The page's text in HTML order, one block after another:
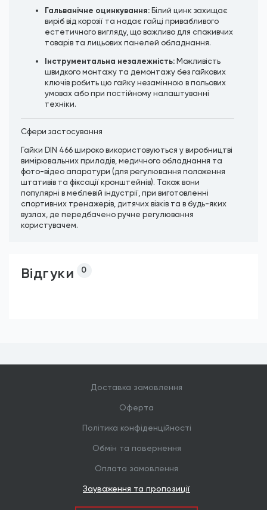
Гальванічне оцинкування: Білий цинк захищає
виріб від корозії та надає гайці привабливого
естетичного вигляду, що важливо для споживчих
товарів та лицьових панелей обладнання.
Інструментальна незалежність: Можливість
швидкого монтажу та демонтажу без гайкових
ключів робить цю гайку незамінною в польових
умовах або при постійному налаштуванні
техніки.
Сфери застосування
Гайки DIN 466 широко використовуються у виробництві
вимірювальних приладів, медичного обладнання та
фото-відео апаратури (для регулювання положення
штативів та фіксації кронштейнів). Також вони
популярні в меблевій індустрії, при виготовленні
спортивних тренажерів, дитячих візків та в будь-яких
вузлах, де передбачено ручне регулювання
користувачем.
Відгуки 0
Доставка замовлення
Оферта
Політика конфіденційності
Обмін та повернення
Оплата замовлення
Зауваження та пропозиції